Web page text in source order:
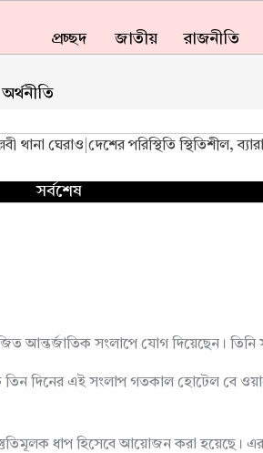
প্রচ্ছদ জাতীয় রাজনীতি
অর্থনীতি
থানা ঘেরাও দেশের পরিস্থিতি স্থিতিশীল,
সর্বশেষ
আন্তর্জাতিক সংলাপে যোগ দিয়েছেন। তিনি
তিন দিনের এই সংলাপ গতকাল হোটেল বে
ধাপ হিসেবে আয়োজন করা হয়েছে। এর